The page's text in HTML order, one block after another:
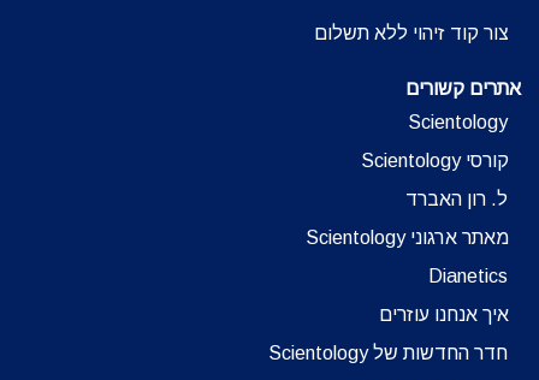
צור קוד זיהוי ללא תשלום
אתרים קשורים
Scientology
קורסי Scientology
ל. רון האברד
מאתר ארגוני Scientology
Dianetics
איך אנחנו עוזרים
חדר החדשות של Scientology